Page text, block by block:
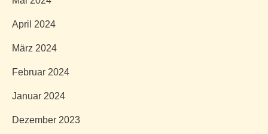
April 2024
März 2024
Februar 2024
Januar 2024
Dezember 2023